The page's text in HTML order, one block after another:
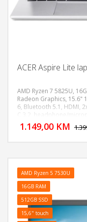
ACER Aspire Lite
AMD Ryzen 7 5825U,
Radeon Graphics, 15.6"
6, Bluetooth 5.1, HDMI,
C 3.2, headphone/
1.4kg, Boja: Siva, FreeDOS
1.149,00 KM
AMD Ryzen 5 7530U
16GB RAM
512GB SSD
15,6" touch